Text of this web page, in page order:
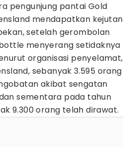
pengunjung pantai Gold
mendapatkan kejutan
setelah gerombolan
menyerang setidaknya
organisasi penyelamat,
sebanyak 3.595 orang
akibat sengatan
sementara pada tahun
9.300 orang telah dirawat.